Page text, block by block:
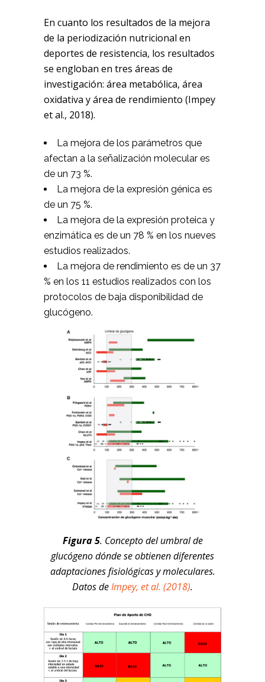
En cuanto los resultados de la mejora
de la periodización nutricional en
deportes de resistencia, los resultados
se engloban en tres áreas de
investigación: área metabólica, área
oxidativa y área de rendimiento (Impey
et al., 2018).
La mejora de los parámetros que
afectan a la señalización molecular es
de un 73 %.
La mejora de la expresión génica es
de un 75 %.
La mejora de la expresión proteica y
enzimática es de un 78 % en los nueves
estudios realizados.
La mejora de rendimiento es de un 37
% en los 11 estudios realizados con los
protocolos de baja disponibilidad de
glucógeno.
Figura 5. Concepto del umbral de
glucógeno dónde se obtienen diferentes
adaptaciones fisiológicas y moleculares.
Datos deImpey, et al. (2018).